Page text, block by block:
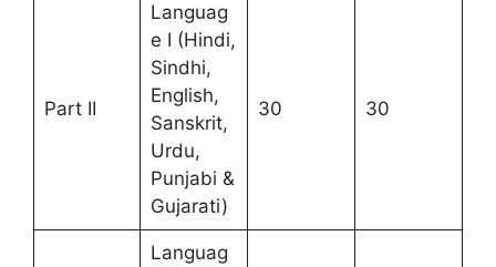
Part II
Languag
e I (Hindi,
Sindhi,
English,
Sanskrit,
Urdu,
Punjabi &
Gujarati)
30 30
Languag